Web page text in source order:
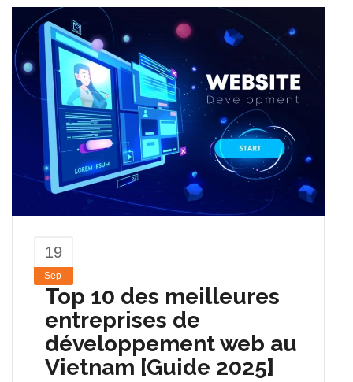
19
Sep
Top 10 des meilleures
entreprises de
développement web au
Vietnam [Guide 2025]